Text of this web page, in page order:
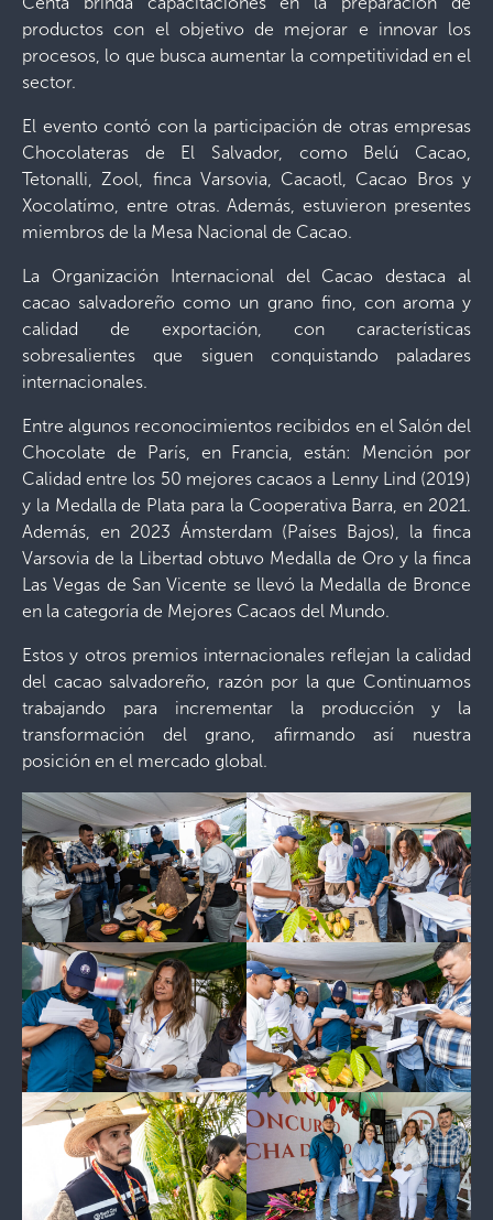
productos con el objetivo de mejorar e innovar los
procesos, lo que busca aumentar la competitividad en el
sector.
El evento contó con la participación de otras empresas
Chocolateras de El Salvador, como Belú Cacao,
Tetonalli, Zool, finca Varsovia, Cacaotl, Cacao Bros y
Xocolatímo, entre otras. Además, estuvieron presentes
miembros de la Mesa Nacional de Cacao.
La Organización Internacional del Cacao destaca al
cacao salvadoreño como un grano fino, con aroma y
calidad de exportación, con características
sobresalientes que siguen conquistando paladares
internacionales.
Entre algunos reconocimientos recibidos en el Salón del
Chocolate de París, en Francia, están: Mención por
Calidad entre los 50 mejores cacaos a Lenny Lind (2019)
y la Medalla de Plata para la Cooperativa Barra, en 2021.
Además, en 2023 Ámsterdam (Países Bajos), la finca
Varsovia de la Libertad obtuvo Medalla de Oro y la finca
Las Vegas de San Vicente se llevó la Medalla de Bronce
en la categoría de Mejores Cacaos del Mundo.
Estos y otros premios internacionales reflejan la calidad
del cacao salvadoreño, razón por la que Continuamos
trabajando para incrementar la producción y la
transformación del grano, afirmando así nuestra
posición en el mercado global.